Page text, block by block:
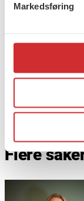
Markedsføring
reiseutgiftene
Trykk her for
medlem av FO?
Trykk her for å
Flere